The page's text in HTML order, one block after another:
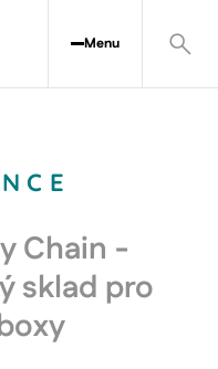
Menu
Chain -
sklad pro